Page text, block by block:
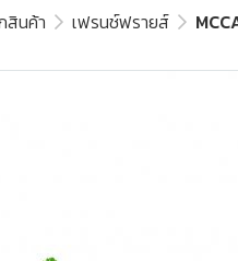
สินค้า เฟรนช์ฟรายส์